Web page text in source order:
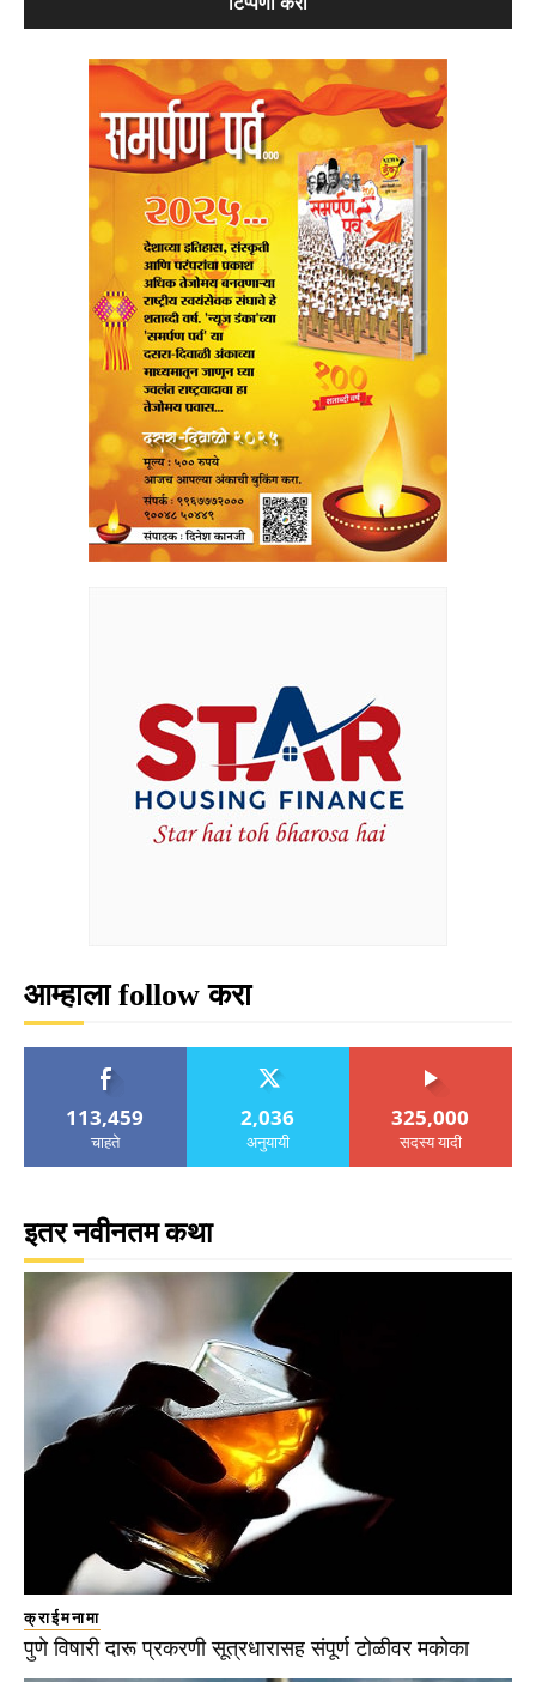
आम्हाला follow करा
113,459
चाहते
2,036
अनुयायी
325,000
सदस्य यादी
इतर नवीनतम कथा
क्राईमनामा
पुणे विषारी दारू प्रकरणी सूत्रधारासह संपूर्ण टोळीवर मकोका